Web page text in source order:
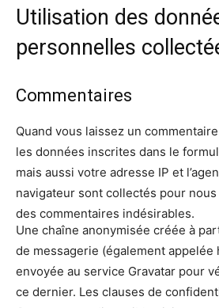
Utilisation des
personnelles
Commentaires
Quand vous laissez un
les données inscrites dans le
mais aussi votre adresse IP et
navigateur sont collectés pour
des commentaires indésirables.
Une chaîne anonymisée créée à
de messagerie (également appelée
envoyée au service Gravatar pour
ce dernier. Les clauses de